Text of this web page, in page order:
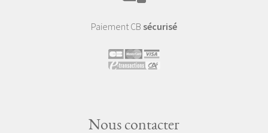
Paiement CB sécurisé
Nous contacter